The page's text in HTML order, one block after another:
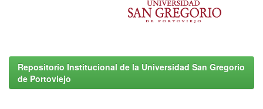
Repositorio Institucional de la Universidad San Gregorio
de Portoviejo